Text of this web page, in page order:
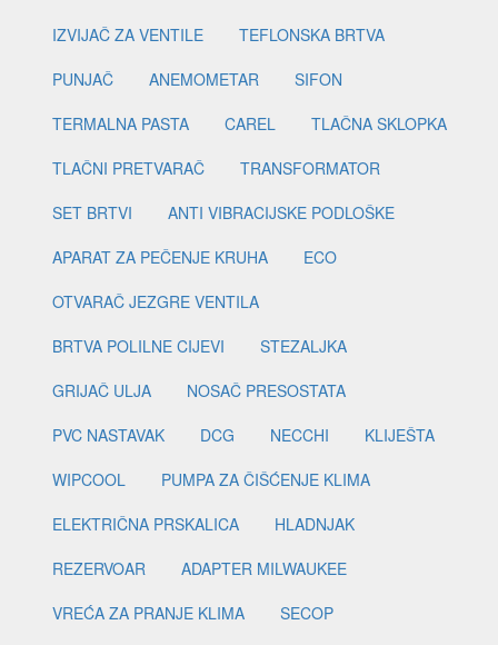
IZVIJAČ ZA VENTILE
TEFLONSKA BRTVA
PUNJAČ
ANEMOMETAR
SIFON
TERMALNA PASTA
CAREL
TLAČNA SKLOPKA
TLAČNI PRETVARAČ
TRANSFORMATOR
SET BRTVI
ANTI VIBRACIJSKE PODLOŠKE
APARAT ZA PEČENJE KRUHA
ECO
OTVARAČ JEZGRE VENTILA
BRTVA POLILNE CIJEVI
STEZALJKA
GRIJAČ ULJA
NOSAČ PRESOSTATA
PVC NASTAVAK
DCG NECCHI
KLIJEŠTA
WIPCOOL
PUMPA ZA ČIŠĆENJE KLIMA
ELEKTRIČNA PRSKALICA
HLADNJAK
REZERVOAR
ADAPTER MILWAUKEE
VREĆA ZA PRANJE KLIMA
SECOP